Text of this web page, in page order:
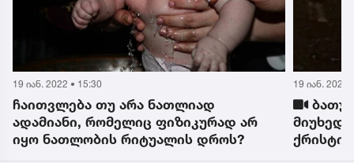
19 იან. 2022 • 12:45
ბათუმში, 4 ბალიანი შტორმის
მიუხედავად მართლმადიდებელი
ქრისტიანები ნათლისღების
19 იან. 2022
ვინ